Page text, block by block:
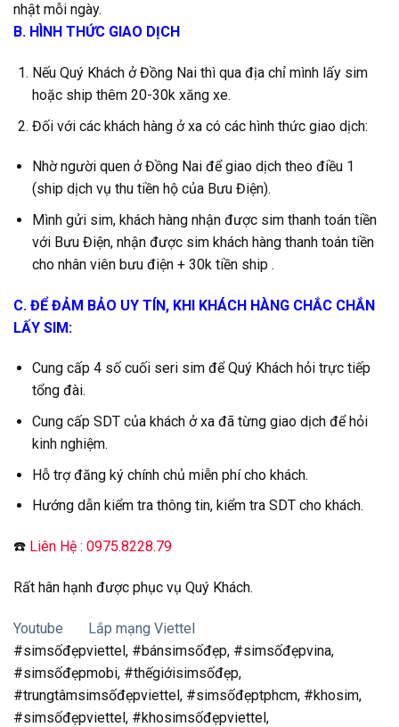
nhật mỗi ngày.
B. HÌNH THỨC GIAO DỊCH
Nếu Quý Khách ở Đồng Nai thì qua địa chỉ mình lấy sim
hoặc ship thêm 20-30k xăng xe.
Đối với các khách hàng ở xa có các hình thức giao dịch:
Nhờ người quen ở Đồng Nai để giao dịch theo điều 1
(ship dịch vụ thu tiền hộ của Bưu Điện).
Mình gửi sim, khách hàng nhận được sim thanh toán tiền
với Bưu Điện, nhận được sim khách hàng thanh toán tiền
cho nhân viên bưu điện + 30k tiền ship .
C. ĐỂ ĐẢM BẢO UY TÍN, KHI KHÁCH HÀNG CHẮC CHẮN
LẤY SIM:
Cung cấp 4 số cuối seri sim để Quý Khách hỏi trực tiếp
tổng đài.
Cung cấp SDT của khách ở xa đã từng giao dịch để hỏi
kinh nghiệm.
Hỗ trợ đăng ký chính chủ miễn phí cho khách.
Hướng dẫn kiểm tra thông tin, kiểm tra SDT cho khách.
☎️ Liên Hệ : 0975.8228.79
Rất hân hạnh được phục vụ Quý Khách.
Youtube
Lắp mạng Viettel
#simsốđẹpviettel, #bánsimsốđẹp, #simsốđẹpvina,
#simsốđẹpmobi, #thếgiớisimsốđẹp,
#trungtâmsimsốđẹpviettel, #simsốđẹptphcm, #khosim,
#simsốđẹpviettel, #khosimsốđẹpviettel,